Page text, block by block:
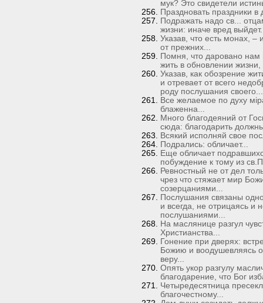
мук? Это свидетели
Праздновать праздники
Подражать надо св...
жизни: иначе вред
Указав, что есть монах,
от прежних...
Помня, что даровано
жить в обновлении жизни,
Указав, как обозрение
и отревает от всего
роду послушания своего...
Все желаемое по духу
блаженна...
Много благодеяний от
сюда: благодарить
Всякий исполняй свое
Подрались: обличает...
Еще обличает
побуждение к тому из
Ревностный не от дел
чрез что стяжает мир
созерцаниями...
Послушания связаны
и всегда, не отрицаясь и
послушаниями...
На маслянице разгул
Христианства...
Гонение при дверях:
Божию и воодушевляясь
веру...
Опять укор разгулу
благодарение, что Бог
Четыредесятница
благочестному...